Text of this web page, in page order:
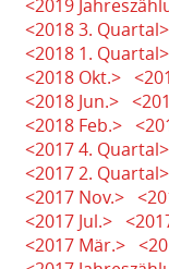
<2019
<2018 3. Quartal>
<2018 1. Quartal>
<2018 Okt.>
<2018 Jun.>
<2018 Feb.>
<2017 4. Quartal>
<2017 2. Quartal>
<2017 Nov.>
<2017 Jul.>
<2017 Mär.>